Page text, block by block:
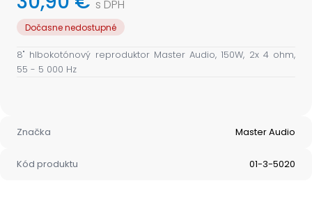
s DPH
Dočasne nedostupné
8" hlbokotónový reproduktor Master Audio, 150W, 2x 4 ohm,
55 - 5 000 Hz
Značka Master Audio
Kód produktu 01-3-5020